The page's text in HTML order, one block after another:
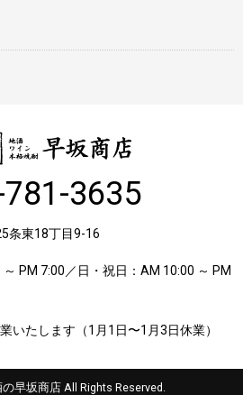
3635
条東18丁目9-16
PM 7:00／日・祝日：AM 10:00 ～ PM
いたします（1月1日〜1月3日休業）
早坂商店 All Rights Reserved.